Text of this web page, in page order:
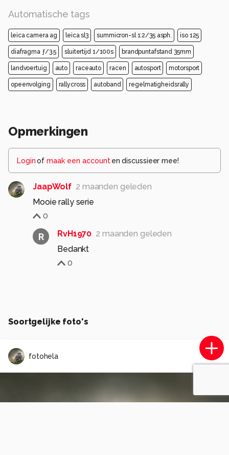
Automatische tags
leica camera ag leica sl3 summicron-sl 1:2/35 asph. iso 125
diafragma ƒ/3.5 sluitertijd 1/100s brandpuntafstand 35mm
landvoertuig auto raceauto racen autosport motorsport
opeenvolging rallycross autoband regelmatigheidsrally
Opmerkingen
Loginof maak een account en discussieer mee!
JaapWolf 2 maanden geleden
Mooie rally serie
0
R RvH1970 2 maanden geleden
Bedankt
0
Soortgelijke foto's
fotohela